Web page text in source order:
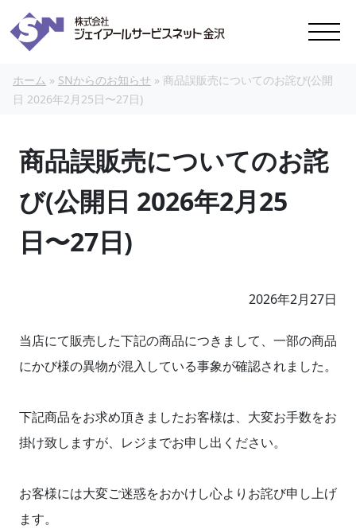
本文へスキップ
ホーム » SNからのお知らせ » 商品誤販売についてのお詫び(公開
日 2026年2月25日〜27日)
商品誤販売についてのお詫
び(公開日 2026年2月25
日〜27日)
2026年2月27日
当店にて販売した下記の商品につきまして、一部の商品
にかび様の異物が混入している事象が確認されました。
下記商品をお求め頂きましたお客様は、大変お手数をお
掛け致しますが、レジまでお申し出ください。
お客様には大変ご迷惑をおかけし心よりお詫び申し上げ
ます。